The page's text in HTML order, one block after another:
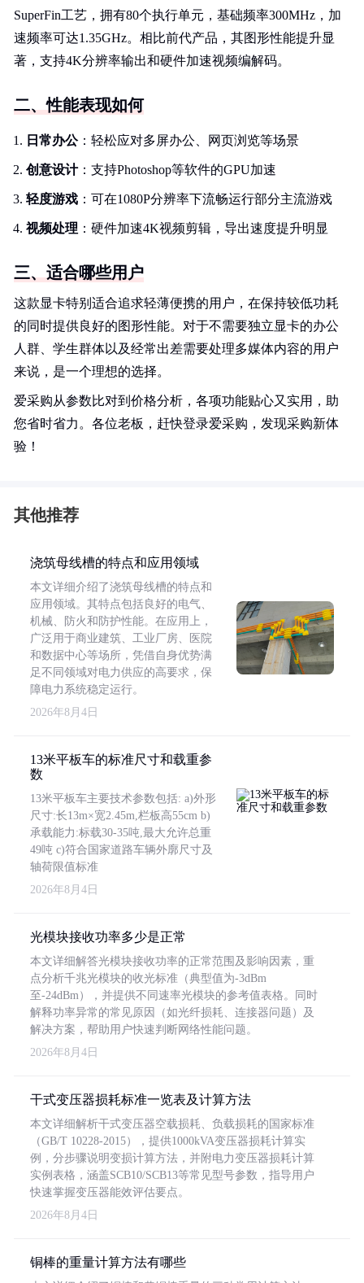
SuperFin工艺，拥有80个执行单元，基础频率300MHz，加
速频率可达1.35GHz。相比前代产品，其图形性能提升显
著，支持4K分辨率输出和硬件加速视频编解码。
二、性能表现如何
日常办公：轻松应对多屏办公、网页浏览等场景
创意设计：支持Photoshop等软件的GPU加速
轻度游戏 ：可在1080P分辨率下流畅运行部分主流游戏
视频处理 ：硬件加速4K视频剪辑，导出速度提升明显
三、适合哪些用户
这款显卡特别适合追求轻薄便携的用户，在保持较低功耗
的同时提供良好的图形性能。对于不需要独立显卡的办公
人群、学生群体以及经常出差需要处理多媒体内容的用户
来说，是一个理想的选择。
爱采购从参数比对到价格分析，各项功能贴心又实用，助
您省时省力。各位老板，赶快登录爱采购，发现采购新体
验！
其他推荐
浇筑母线槽的特点和应用领域
本文详细介绍了浇筑母线槽的特点和
应用领域。其特点包括良好的电气、
机械、防火和防护性能。在应用上，
广泛用于商业建筑、工业厂房、医院
和数据中心等场所，凭借自身优势满
足不同领域对电力供应的高要求，保
障电力系统稳定运行。
2026年8月4日
13米平板车的标准尺寸和载重参
数
13米平板车主要技术参数包括: a)外形
尺寸:长13m×宽2.45m,栏板高55cm b)
承载能力:标载30-35吨,最大允许总重
49吨 c)符合国家道路车辆外廓尺寸及
轴荷限值标准
2026年8月4日
光模块接收功率多少是正常
本文详细解答光模块接收功率的正常范围及影响因素，重
点分析千兆光模块的收光标准（典型值为-3dBm
至-24dBm），并提供不同速率光模块的参考值表格。同时
解释功率异常的常见原因（如光纤损耗、连接器问题）及
解决方案，帮助用户快速判断网络性能问题。
2026年8月4日
干式变压器损耗标准一览表及计算方法
本文详细解析干式变压器空载损耗、负载损耗的国家标准
（GB/T 10228-2015），提供1000kVA变压器损耗计算实
例，分步骤说明变损计算方法，并附电力变压器损耗计算
实例表格，涵盖SCB10/SCB13等常见型号参数，指导用户
快速掌握变压器能效评估要点。
2026年8月4日
铜棒的重量计算方法有哪些